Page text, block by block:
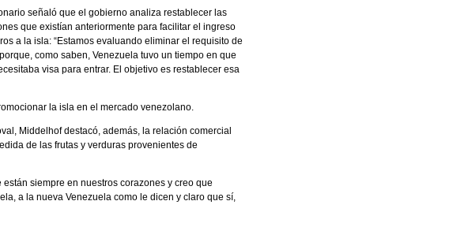
señaló que el gobierno analiza restablecer las
que existían anteriormente para facilitar el ingreso
a la isla: “Estamos evaluando eliminar el requisito de
como saben, Venezuela tuvo un tiempo en que
visa para entrar. El objetivo es restablecer esa
la isla en el mercado venezolano.
Middelhof destacó, además, la relación comercial
de las frutas y verduras provenientes de
siempre en nuestros corazones y creo que
a la nueva Venezuela como le dicen y claro que sí,